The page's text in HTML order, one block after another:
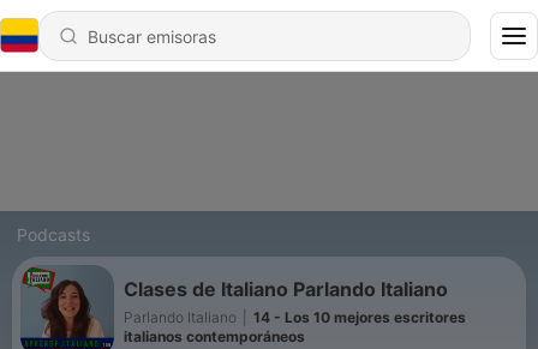
Podcasts
Clases de Italiano Parlando Italiano
Parlando Italiano
14 - Los 10 mejores escritores
italianos contemporáneos